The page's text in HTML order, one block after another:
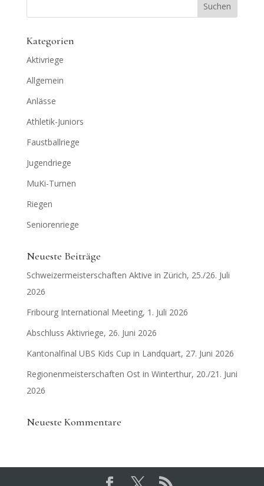
Kategorien
Aktivriege
Allgemein
Anlässe
Athletik-Juniors
Faustballriege
Jugendriege
MuKi-Turnen
Riegen
Seniorenriege
Neueste Beiträge
Schweizermeisterschaften Aktive in Zürich, 25./26. Juli
2026
Fribourg International Meeting, 1. Juli 2026
Abschluss Aktivriege, 26. Juni 2026
Kantonalfinal UBS Kids Cup in Landquart, 27. Juni 2026
Regionenmeisterschaften Ost in Winterthur, 20./21. Juni
2026
Neueste Kommentare